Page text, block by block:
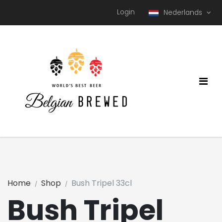
Login Nederlands
Bush Tripel
Home Shop Bush Tripel 33cl